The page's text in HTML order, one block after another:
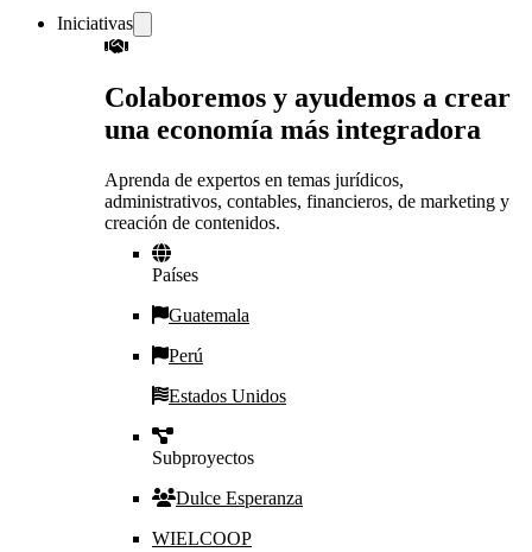
Iniciativas
Colaboremos y ayudemos a crear
una economía más integradora
Aprenda de expertos en temas jurídicos,
administrativos, contables, financieros, de marketing y
creación de contenidos.
Países
Guatemala
Perú
Estados Unidos
Subproyectos
Dulce Esperanza
WIELCOOP